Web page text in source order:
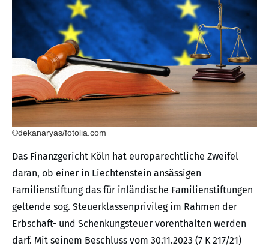
©dekanaryas/fotolia.com
Das Finanzgericht Köln hat europarechtliche Zweifel
daran, ob einer in Liechtenstein ansässigen
Familienstiftung das für inländische Familienstiftungen
geltende sog. Steuerklassenprivileg im Rahmen der
Erbschaft- und Schenkungsteuer vorenthalten werden
darf. Mit seinem Beschluss vom 30.11.2023 (7 K 217/21)